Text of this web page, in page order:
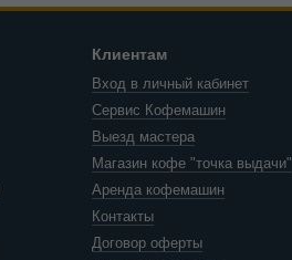
Клиентам
Вход в личный кабинет
Сервис Кофемашин
Выезд мастера
Магазин кофе "точка выдачи"
Аренда кофемашин
Контакты
Договор оферты